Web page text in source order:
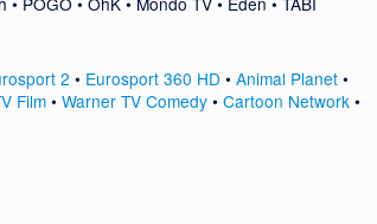
2 • Eurosport 360 HD • Animal Planet•
Film• Warner TV Comedy• Cartoon Network•